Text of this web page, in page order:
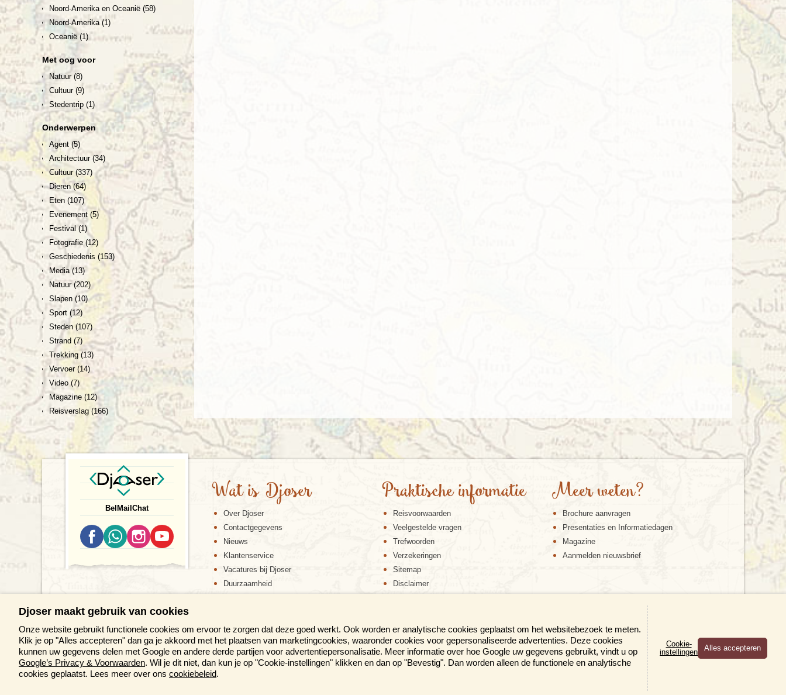
Noord-Amerika en Oceanië (58)
Noord-Amerika (1)
Oceanië(1)
Met oog voor
Natuur (8)
Cultuur (9)
Stedentrip (1)
Onderwerpen
Agent (5)
Architectuur (34)
Cultuur (337)
Dieren(64)
Eten (107)
Evenement (5)
Festival(1)
Fotografie(12)
Geschiedenis (153)
Media(13)
Natuur(202)
Slapen (10)
Sport (12)
Steden(107)
Strand (7)
Trekking (13)
Vervoer (14)
Video (7)
Magazine (12)
Reisverslag (166)
Bel Mail Chat
Wat is Djoser
Over Djoser
Contactgegevens
Nieuws
Klantenservice
Vacatures bij Djoser
Duurzaamheid
Praktische informatie
Reisvoorwaarden
Veelgestelde vragen
Trefwoorden
Verzekeringen
Sitemap
Disclaimer
Reis en boek met Djoser zekerheid
Meer weten?
Brochure aanvragen
Presentaties en Informatiedagen
Magazine
Aanmelden nieuwsbrief
Djoser maakt gebruik van cookies
Onze website gebruikt functionele cookies om ervoor te zorgen dat deze goed werkt. Ook worden er analytische cookies geplaatst om het websitebezoek te meten.
Klik je op "Alles accepteren" dan ga je akkoord met het plaatsen van marketingcookies, waaronder cookies voor gepersonaliseerde advertenties. Deze cookies
kunnen uw gegevens delen met Google en andere derde partijen voor advertentiepersonalisatie. Meer informatie over hoe Google uw gegevens gebruikt, vindt u op
Google’s Privacy & Voorwaarden. Wil je dit niet, dan kun je op "Cookie-instellingen" klikken en dan op "Bevestig". Dan worden alleen de functionele en analytische
cookies geplaatst. Lees meer over ons cookiebeleid.
Cookie-
instellingen
DE DJOSER BROCHURE AL IN HUIS?
×